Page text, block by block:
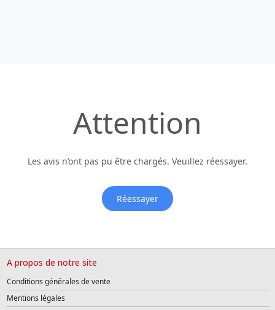
Attention
Les avis n’ont pas pu être chargés. Veuillez réessayer.
Réessayer
A propos de notre site
Conditions générales de vente
Mentions légales